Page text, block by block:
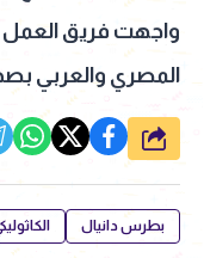
واجهت فريق العمل
المصري والعربي
شارك
بطرس دانيال